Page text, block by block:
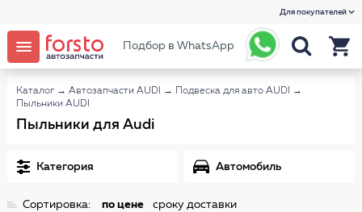
Для покупателей
Подбор в WhatsApp
Каталог → Автозапчасти AUDI → Подвеска для авто AUDI
→
Пыльники AUDI
Пыльники для Audi
Категория Автомобиль
Сортировка: по цене сроку доставки